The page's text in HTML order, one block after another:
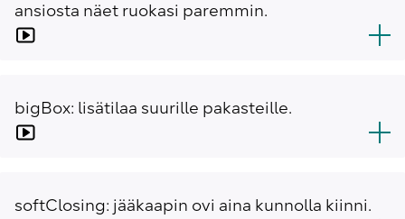
ansiosta näet ruokasi paremmin.
bigBox: lisätilaa suurille pakasteille.
softClosing: jääkaapin ovi aina kunnolla kiinni.